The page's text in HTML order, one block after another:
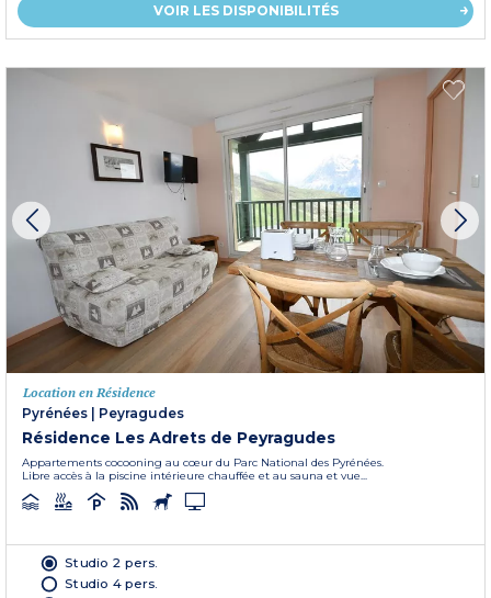
VOIR LES DISPONIBILITÉS
Location en Résidence
Pyrénées | Peyragudes
Résidence Les Adrets de Peyragudes
Appartements cocooning au cœur du Parc National des Pyrénées.
Libre accès à la piscine intérieure chauffée et au sauna et vue...
Studio 2 pers.
Studio 4 pers.